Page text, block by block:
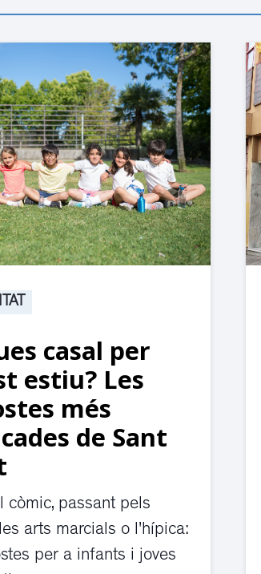
casal per
estiu? Les
més
de Sant
còmic, passant pels
arts marcials o l'hípica:
per a infants i joves